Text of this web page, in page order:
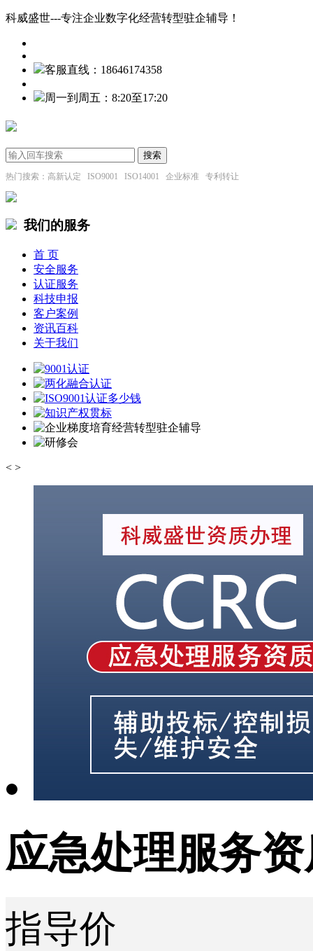
科威盛世---专注企业数字化经营转型驻企辅导！
客服直线：18646174358
周一到周五：8:20至17:20
热门搜索：高新认定 ISO9001 ISO14001 企业标准 专利转让
我们的服务
首 页
安全服务
认证服务
科技申报
客户案例
资讯百科
关于我们
< >
应急处理服务
指导价